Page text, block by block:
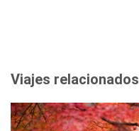
Viajes relacionados